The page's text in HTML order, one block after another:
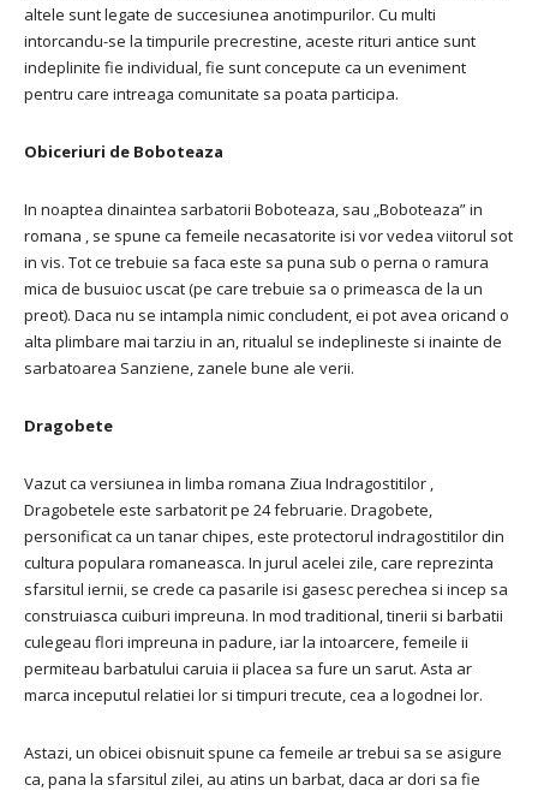
altele sunt legate de succesiunea anotimpurilor. Cu multi
intorcandu-se la timpurile precrestine, aceste rituri antice sunt
indeplinite fie individual, fie sunt concepute ca un eveniment
pentru care intreaga comunitate sa poata participa.
Obiceriuri de Boboteaza
In noaptea dinaintea sarbatorii Boboteaza, sau „Boboteaza” in
romana , se spune ca femeile necasatorite isi vor vedea viitorul sot
in vis. Tot ce trebuie sa faca este sa puna sub o perna o ramura
mica de busuioc uscat (pe care trebuie sa o primeasca de la un
preot). Daca nu se intampla nimic concludent, ei pot avea oricand o
alta plimbare mai tarziu in an, ritualul se indeplineste si inainte de
sarbatoarea Sanziene, zanele bune ale verii.
Dragobete
Vazut ca versiunea in limba romana Ziua Indragostitilor ,
Dragobetele este sarbatorit pe 24 februarie. Dragobete,
personificat ca un tanar chipes, este protectorul indragostitilor din
cultura populara romaneasca. In jurul acelei zile, care reprezinta
sfarsitul iernii, se crede ca pasarile isi gasesc perechea si incep sa
construiasca cuiburi impreuna. In mod traditional, tinerii si barbatii
culegeau flori impreuna in padure, iar la intoarcere, femeile ii
permiteau barbatului caruia ii placea sa fure un sarut. Asta ar
marca inceputul relatiei lor si timpuri trecute, cea a logodnei lor.
Astazi, un obicei obisnuit spune ca femeile ar trebui sa se asigure
ca, pana la sfarsitul zilei, au atins un barbat, daca ar dori sa fie